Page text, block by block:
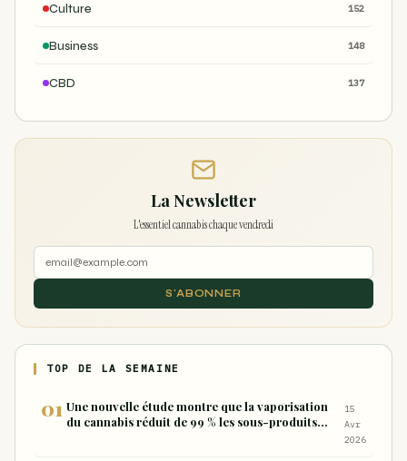
Culture 152
Business 148
CBD 137
La Newsletter
L'essentiel cannabis chaque vendredi
S'ABONNER
TOP DE LA SEMAINE
Une nouvelle étude montre que la vaporisation
du cannabis réduit de 99 % les sous-produits
15
Avr
2026